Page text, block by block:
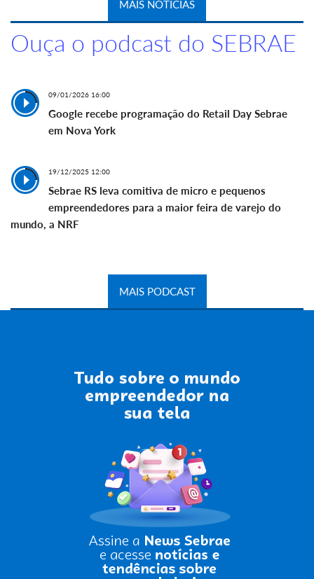
MAIS NOTÍCIAS
Ouça o podcast do SEBRAE
09/01/2026 16:00
Google recebe programação do Retail Day Sebrae
em Nova York
19/12/2025 12:00
Sebrae RS leva comitiva de micro e pequenos
empreendedores para a maior feira de varejo do
mundo, a NRF
MAIS PODCAST